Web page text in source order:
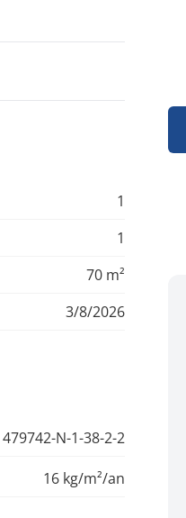
1
1
70 m²
3/8/2026
479742-N-1-38-2-2
16 kg/m²/an